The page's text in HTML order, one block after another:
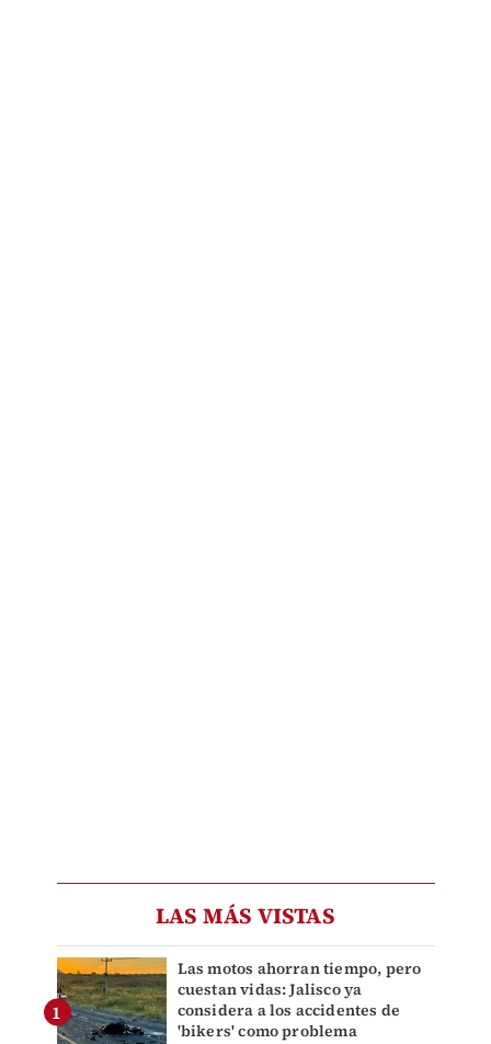
LAS MÁS VISTAS
Las motos ahorran tiempo, pero
cuestan vidas: Jalisco ya
considera a los accidentes de
'bikers' como problema